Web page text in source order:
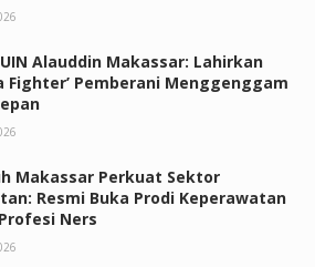
Alauddin Makassar: Lahirkan
Fighter’ Pemberani Menggenggam
Makassar Perkuat Sektor
Resmi Buka Prodi Keperawatan
Ners